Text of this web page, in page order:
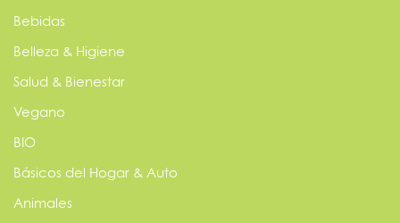
Bebidas
Belleza & Higiene
Salud & Bienestar
Vegano
BIO
Básicos del Hogar & Auto
Animales